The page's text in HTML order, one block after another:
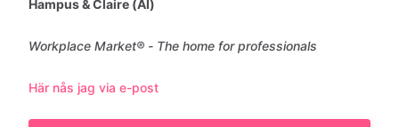
Hampus & Claire (AI)
Workplace Market® - The home for professionals
Här nås jag via e-post